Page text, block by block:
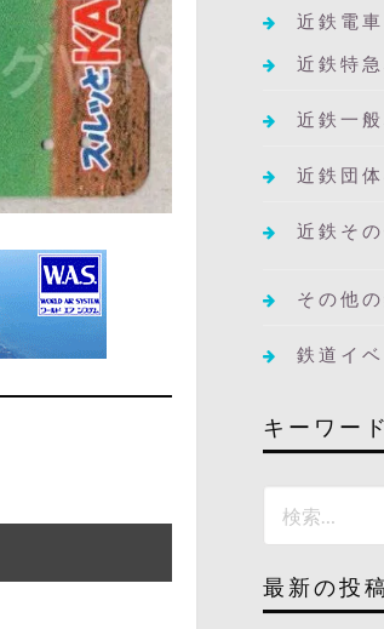
近鉄電車
近鉄特
近鉄一
近鉄団
近鉄そ
その他
鉄道イベ
キーワー
最新の投